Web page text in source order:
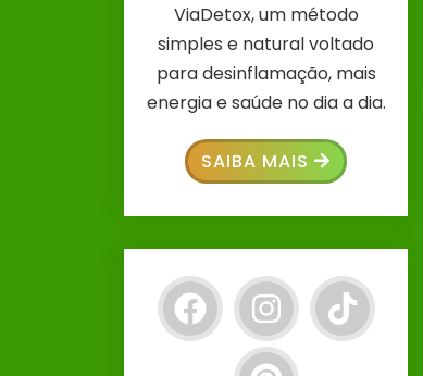
ViaDetox, um método
simples e natural voltado
para desinflamação, mais
energia e saúde no dia a dia.
SAIBA MAIS